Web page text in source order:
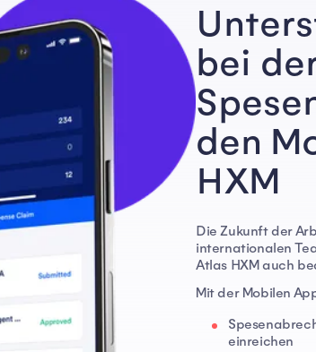
bei
den
HXM
Die Zukunft der
internationalen
Atlas HXM auch
Mit der Mobilen
einreichen